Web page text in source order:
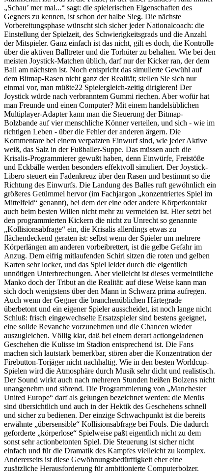
„Schau’ mer mal...“ sagt: die spielerischen Eigenschaften des
Gegners zu kennen, ist schon der halbe Sieg. Die nächste
Vorbereitungsphase wünscht sich sicher jeder Nationalcoach: die
Einstellung der Spielzeit, des Schwierigkeitsgrads und die Anzahl
der Mitspieler. Ganz einfach ist das nicht, gilt es doch, die Kontrolle
über die aktiven Balltreter und die Torhüter zu behalten. Wie bei den
meisten Joystick-Matchen üblich, darf nur der Kicker ran, der dem
Ball am nächsten ist. Noch entspricht das simulierte Gewühl auf
dem Bitmap-Rasen nicht ganz der Realität; stellen Sie sich nur
einmal vor, man müßte22 Spielergleich-zeitig dirigieren! Der
Joystick würde nach verbranntem Gummi riechen. Aber wofür hat
man Freunde und einen Computer? Mit einem handelsüblichen
Multiplayer-Adapter kann man die Steuerung der Bitmap-
Bolzbande auf vier menschliche Könner verteilen, und sich - wie im
richtigen Leben - über die Fehler der anderen ärgern. Die
Kommentare bei einem verpatzten Einwurf sind, wie jeder Aktive
weiß, das Salz in der Fußballer-Suppe. Das müssen auch die
Krisalis-Programmierer gewußt haben, denn Einwürfe, Freistöße
und Eckbälle werden besonders effektvoll simuliert. Der Joystick-
Libero steuert ein Fadenkreuz über den Rasen und bestimmt so die
Richtung des Einwurfs. Die Landung des Balles ruft gewöhnlich ein
größeres Getümmel hervor (im Fachjargon „konzentriertes Spiel im
Mittelfeld“ genannt), bei dem der eine oder andere Körperkontakt
auch beim besten Willen nicht mehr zu vermeiden ist. Hier setzt bei
den programmierten Kickern die nicht zu Unrecht so genannte
„Kollisionsabfrage“ ein, die Krisalis allerdings etwas zu
flächendeckend geraten ist: selbst wenn der Spieler um mehrere
Körperlängen am anderen vorbeibrettert, ist die gelbe Gefahr im
Anzug. Dem eifrig mitlaufenden Schiri sitzen die roten und gelben
Karten sehr locker, und das Spiel leidet durch die eigentlich
unnötigen Unterbrechungen. Aber vielleicht ist dieses vermeintliche
Manko doch der Tribut an die Realität: auf diese Weise kann man
sich doch wenigstens über den Mann in Schwarz prima aufregen.
Auch wenn der Gegner die branchenüblichen Härtegrade
überbetont und ein eigener Spieler ausscheidet, ist noch lange nicht
Schluß: frisch eingewechselte Ersatzspieler sind bestens geeignet,
eine solide Revanche vorzunehmen und die Chancen wieder
auszugleichen. Völlig klar, daß bei einem derart actiongeladenen
Geschehen die Kulisse im Stadion entsprechend ist. Die Fans
machen sich lautstark bemerkbar, stören aber die Konzentration der
Firebutton-Torjäger nicht nachhaltig. Wie in den besten Worldcup-
Spielen wird die Atmosphäre durch Musik sehr dicht und realistisch.
Der Sound wirkt auch nach mehreren Stunden heißen Bolzens nicht
unangenehm und störend. Die Programmierung von „Manchester
United Europe“ darf als gelungen bezeichnet werden: die Menüs
sind übersichtlich und auch in der Hektik des Geschehens schnell
und sicher zu bedienen. Der einzige Schwachpunkt ist die bereits
erwähnte „übersensible“ Kollisionsabfrage bei Fouls. Die dadurch
geforderte „körperlose“ Spielweise paßt eigentlich nicht zu dem
sonst sehr actionbetonten Spiel. Die Steuerung ist sicher nicht
einfach und für die Dramatik des Kampfes vielleicht zu komplex.
Andererseits ist diese Gewöhnungsbedürftigkeit eher eine
zusätzliche Herausforderung für ambitionierte Computerbolzer.